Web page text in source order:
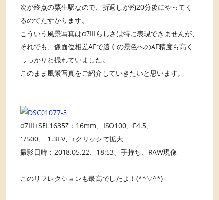
次が終点の粟生駅なので、折返しが約20分後にやってく
るのでたすかります。
こういう風景写真はα7IIIらしさは特に表現できませんが、
それでも、像面位相差AFで遠くの景色へのAF精度も高く
しっかりと撮れていました。
このまま風景写真をご紹介していきたいと思います。
α7III+SEL1635Z：16mm、ISO100、F4.5、
1/500、-1.3EV、↑クリックで拡大
撮影日時：2018.05.22、18:53、手持ち、RAW現像
このリフレクションも最高でしたよ！(*^▽^*)